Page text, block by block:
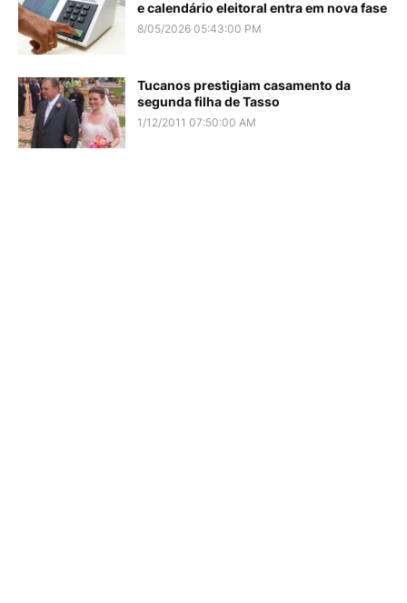
e calendário eleitoral entra em nova fase
8/05/2026 05:43:00 PM
Tucanos prestigiam casamento da
segunda filha de Tasso
1/12/2011 07:50:00 AM